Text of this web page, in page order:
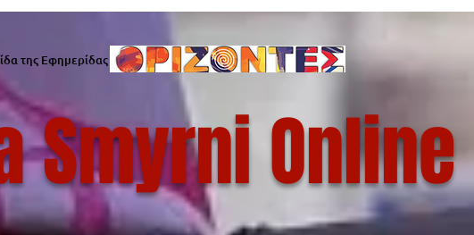
της Εφημερίδας
Smyrni Online